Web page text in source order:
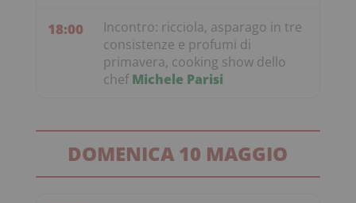
18:00
Incontro: ricciola, asparago in tre
consistenze e profumi di
primavera, cooking show dello
chefMichele Parisi
DOMENICA 10 MAGGIO